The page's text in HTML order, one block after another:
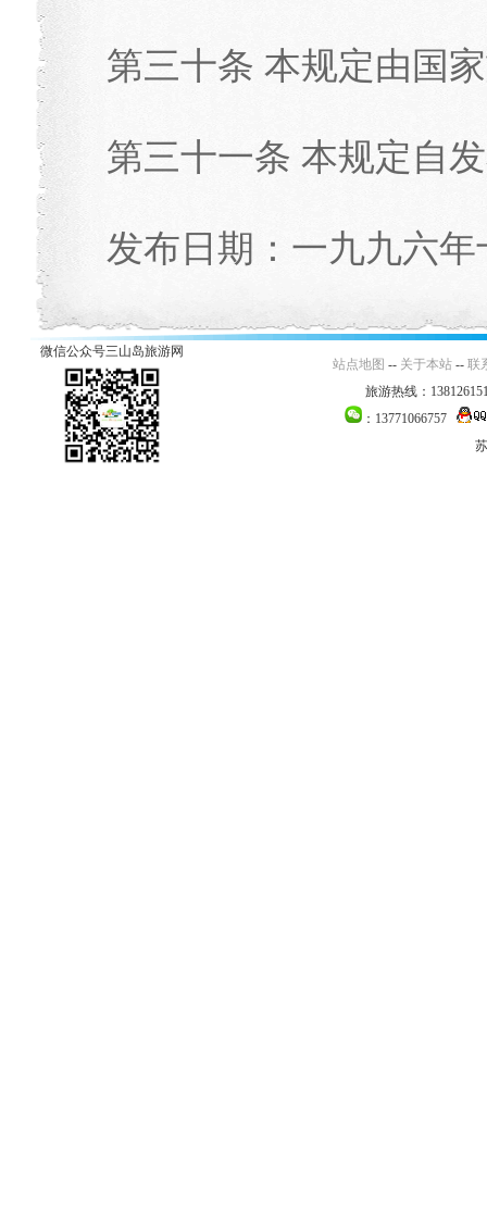
第三十条 本规定由国
第三十一条 本规定自
发布日期：一九九六
微信公众号三山岛旅游网
站点地图 -- 关于本站 -- 联
旅游热线：
：13771066757